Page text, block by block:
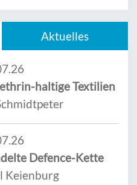
Aktuelles
haltige Textilien
Defence-Kette
Keienburg